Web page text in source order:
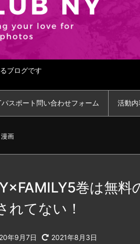
ブログです
パスポート問い合わせフォーム 活動
漫画
巻は無
れてない！
年9月7日 2021年8月3日